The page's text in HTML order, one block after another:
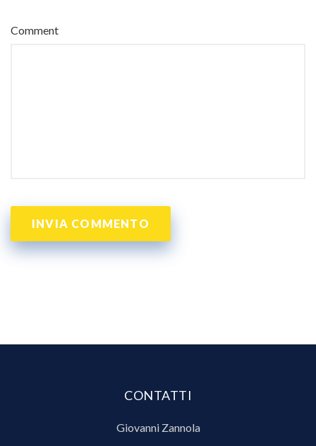
Comment
CONTATTI
Giovanni Zannola